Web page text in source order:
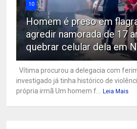
10
Homem é preso em
agredir namorada de 17
quebrar celular dela em
Vítima procurou a delegacia com
investigado já tinha histórico de
própria irmã Um homem f...
Leia Mais